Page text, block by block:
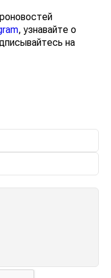
, узнавайте о
на